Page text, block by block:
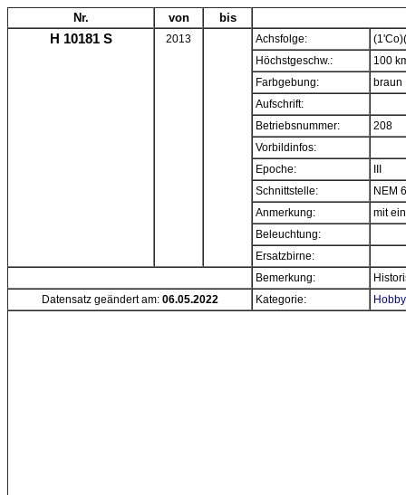
Nr. von bis
H 10181 S 2013 Achsfolge:
Höchstgeschw.:
100
Farbgebung:
braun
Aufschrift:
Betriebsnummer:
208
Vorbildinfos:
Epoche:
Schnittstelle:
NEM
Anmerkung:
mit
Beleuchtung:
Ersatzbirne:
Bemerkung:
Datensatz geändert am: 06.05.2022 Kategorie: